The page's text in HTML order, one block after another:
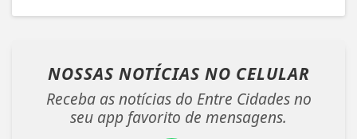
NOSSAS NOTÍCIAS NO CELULAR
Receba as notícias do Entre Cidades no
seu app favorito de mensagens.